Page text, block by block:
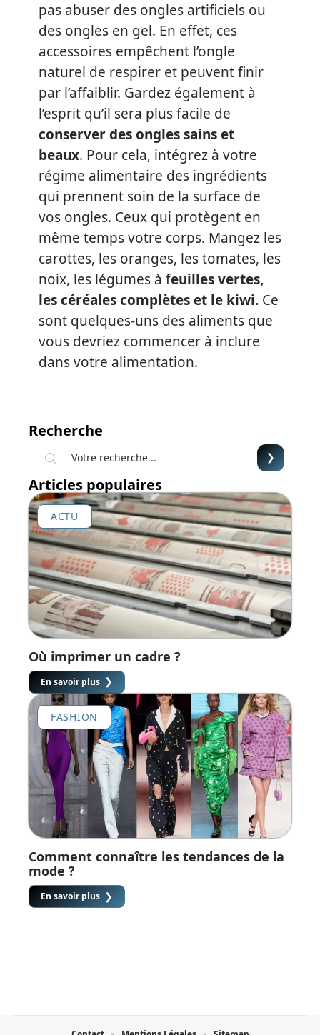
pas abuser des ongles artificiels ou
des ongles en gel. En effet, ces
accessoires empêchent l’ongle
naturel de respirer et peuvent finir
par l’affaiblir. Gardez également à
l’esprit qu’il sera plus facile de
conserver des ongles sains et
beaux. Pour cela, intégrez à votre
régime alimentaire des ingrédients
qui prennent soin de la surface de
vos ongles. Ceux qui protègent en
même temps votre corps. Mangez les
carottes, les oranges, les tomates, les
noix, les légumes à feuilles vertes,
les céréales complètes et le kiwi. Ce
sont quelques-uns des aliments que
vous devriez commencer à inclure
dans votre alimentation.
Recherche
Articles populaires
ACTU
Où imprimer un cadre ?
En savoir plus
FASHION
Comment connaître les tendances de la
mode ?
En savoir plus